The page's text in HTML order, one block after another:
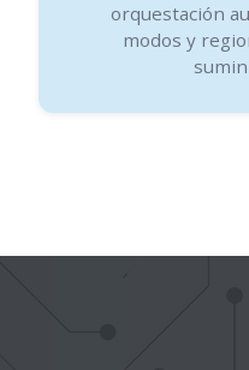
orquestación
modos y